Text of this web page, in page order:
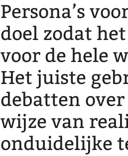
Persona’s
doel zodat
voor de hele
Het juiste
debatten
wijze van
onduidelijke